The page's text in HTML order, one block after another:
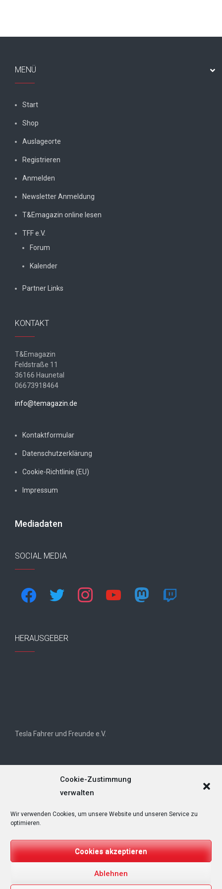
Cookie-Zustimmung
verwalten
Wir verwenden Cookies, um unsere Website und unseren Service zu
optimieren.
Cookies akzeptieren
Ablehnen
MENÜ
Start
Shop
Auslageorte
Registrieren
Anmelden
Newsletter Anmeldung
T&Emagazin online lesen
TFF e.V.
Forum
Kalender
Partner Links
KONTAKT
T&Emagazin
Feldstraße 11
36166 Haunetal
06673918464
info@temagazin.de
Kontaktformular
Datenschutzerklärung
Cookie-Richtlinie (EU)
Impressum
Mediadaten
SOCIAL MEDIA
facebook twitter instagram youtube mastodon twitch
HERAUSGEBER
Tesla Fahrer und Freunde e.V.
Tesla Owners Club Helvetia (TOCH)
T&Emagazin – Tesla, E-Mobilität, Regenerative